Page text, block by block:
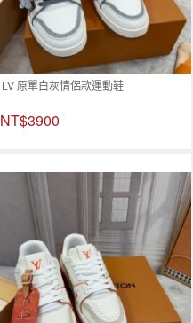
LV 原單白灰情侶款運動鞋
NT$3900